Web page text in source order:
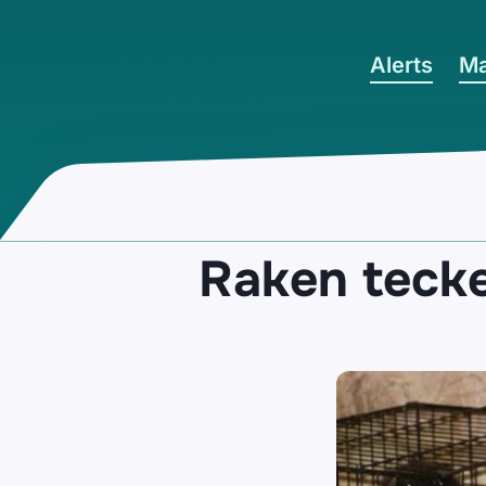
Alerts
Raken